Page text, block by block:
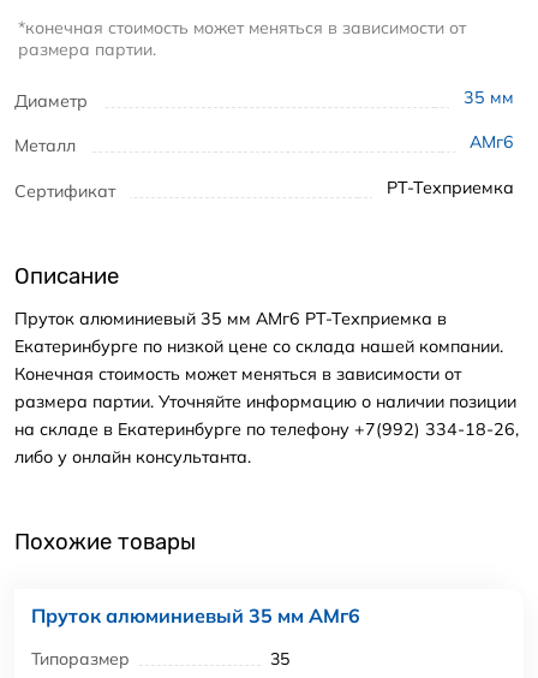
Диаметр 35 мм
Металл АМг6
Сертификат РТ-Техприемка
*конечная стоимость может меняться в зависимости от
размера партии.
Описание
Пруток алюминиевый 35 мм АМг6 РТ-Техприемка в
Екатеринбурге по низкой цене со склада нашей компании.
Конечная стоимость может меняться в зависимости от
размера партии. Уточняйте информацию о наличии позиции
на складе в Екатеринбурге по телефону +7(992) 334-18-26,
либо у онлайн консультанта.
Похожие товары
Пруток алюминиевый 35 мм АМг6
Типоразмер
35